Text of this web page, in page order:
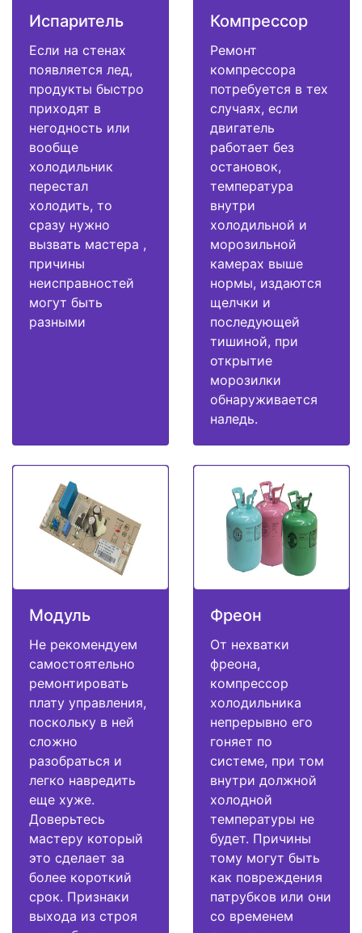
Испаритель
Если на стенах
появляется лед,
продукты быстро
приходят в
негодность или
вообще
холодильник
перестал
холодить, то
сразу нужно
вызвать мастера ,
причины
неисправностей
могут быть
разными
Компрессор
Ремонт
компрессора
потребуется в тех
случаях, если
двигатель
работает без
остановок,
температура
внутри
холодильной и
морозильной
камерах выше
нормы, издаются
щелчки и
последующей
тишиной, при
открытие
морозилки
обнаруживается
наледь.
Модуль
Не рекомендуем
самостоятельно
ремонтировать
плату управления,
поскольку в ней
сложно
разобраться и
легко навредить
еще хуже.
Доверьтесь
мастеру который
это сделает за
более короткий
срок. Признаки
выхода из строя
Фреон
От нехватки
фреона,
компрессор
холодильника
непрерывно его
гоняет по
системе, при том
внутри должной
холодной
температуры не
будет. Причины
тому могут быть
как повреждения
патрубков или они
со временем